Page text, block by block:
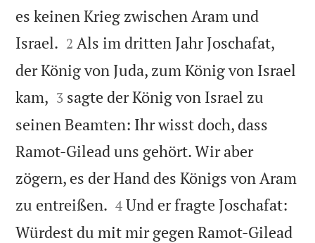
es keinen Krieg zwischen Aram und
Israel. 

2 Als im dritten Jahr Joschafat,
der König von Juda, zum König von Israel
kam, 

3 sagte der König von Israel zu
seinen Beamten: Ihr wisst doch, dass
Ramot-Gilead uns gehört. Wir aber
zögern, es der Hand des Königs von Aram
zu entreißen. 

4 Und er fragte Joschafat:
Würdest du mit mir gegen Ramot-Gilead